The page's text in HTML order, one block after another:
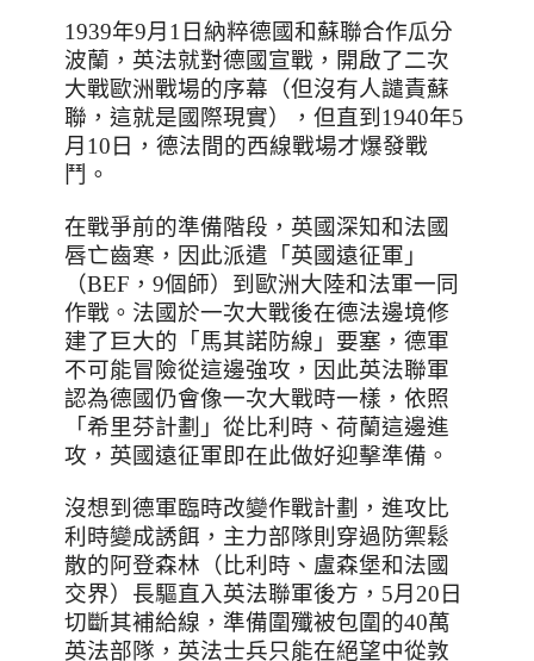
1939年9月 1 日納粹德國和蘇聯合作瓜分
波蘭，英法就對德國宣戰，開啟了二次
大戰歐洲戰場的序幕（但沒有人譴責蘇
聯，這就是國際現實），但直到 1940年5
月 10 日，德法間的西線戰場才爆發戰
鬥。
在戰爭前的準備階段，英國深知和法國
唇亡齒寒，因此派遣「英國遠征軍」
（BEF ， 9個師）到歐洲大陸和法軍一同
作戰。法國於一次大戰後在德法邊境修
建了巨大的「馬其諾防線」要塞，德軍
不可能冒險從這邊強攻，因此英法聯軍
認為德國仍會像一次大戰時一樣，依照
「希里芬計劃」從比利時、荷蘭這邊進
攻，英國遠征軍即在此做好迎擊準備。
沒想到德軍臨時改變作戰計劃，進攻比
利時變成誘餌，主力部隊則穿過防禦鬆
散的阿登森林（比利時、盧森堡和法國
交界）長驅直入英法聯軍後方， 5月 20 日
切斷其補給線，準備圍殲被包圍的40萬
英法部隊，英法士兵只能在絕望中從敦